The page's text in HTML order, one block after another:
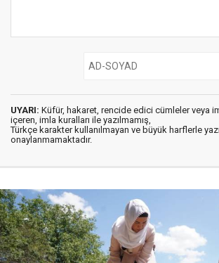
UYARI: Küfür, hakaret, rencide edici cümleler veya
içeren, imla kuralları ile yazılmamış,
Türkçe karakter kullanılmayan ve büyük harflerle
onaylanmamaktadır.